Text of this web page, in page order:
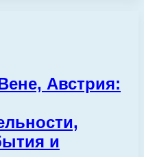
Австрия:
и